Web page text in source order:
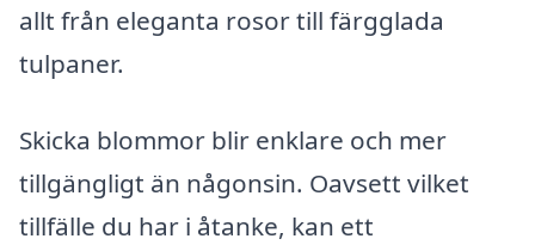
allt från eleganta rosor till färgglada
tulpaner.
Skicka blommor blir enklare och mer
tillgängligt än någonsin. Oavsett vilket
tillfälle du har i åtanke, kan ett